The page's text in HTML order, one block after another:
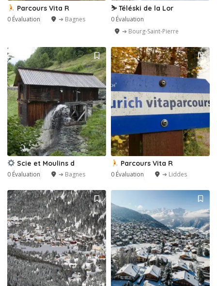
Parcours Vita R
0 Évaluation ➔ Bagnes
⛷️ Téléski de la Lor
0 Évaluation
➔ Bourg-Saint-Pierre
Scie et Moulins d
0 Évaluation ➔ Bagnes
Parcours Vita R
0 Évaluation ➔ Liddes